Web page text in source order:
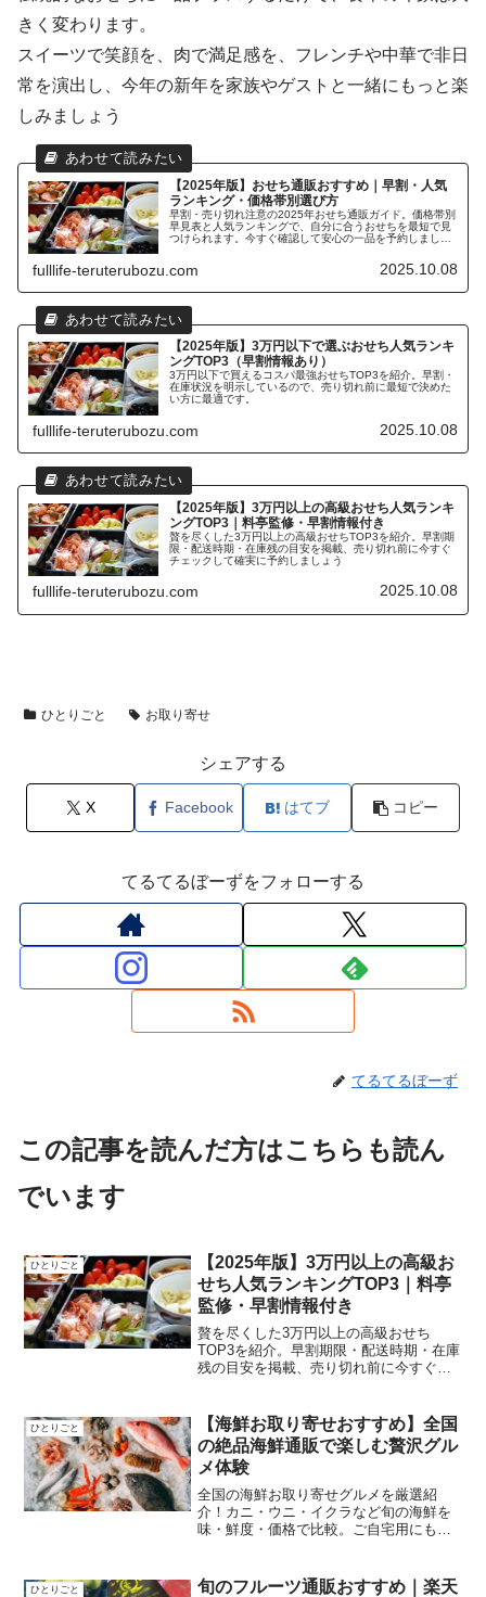
きく変わります。
スイーツで笑顔を、肉で満足感を、フレンチや中華で非日
常を演出し、今年の新年を家族やゲストと一緒にもっと楽
しみましょう
【2025年版】おせち通販おすすめ｜早割・人気
ランキング・価格帯別選び方
早割・売り切れ注意の2025年おせち通販ガイド。価格帯別
早見表と人気ランキングで、自分に合うおせちを最短で見
つけられます。今すぐ確認して安心の一品を予約しましょ
fulllife-teruterubozu.com 2025.10.08
【2025年版】3万円以下で選ぶおせち人気ランキ
ングTOP3（早割情報あり）
3万円以下で買えるコスパ最強おせちTOP3を紹介。早割・
在庫状況を明示しているので、売り切れ前に最短で決めた
い方に最適です。
fulllife-teruterubozu.com 2025.10.08
【2025年版】3万円以上の高級おせち人気ランキ
ングTOP3｜料亭監修・早割情報付き
贅を尽くした3万円以上の高級おせちTOP3を紹介。早割期
限・配送時期・在庫残の目安を掲載、売り切れ前に今すぐ
チェックして確実に予約しましょう
fulllife-teruterubozu.com 2025.10.08
ひとりごと お取り寄せ
シェアする
X Facebook はてブ コピー
てるてるぼーずをフォローする
てるてるぼーず
この記事を読んだ方はこちらも読ん
でいます
ひとりごと
【2025年版】3万円以上の高級お
せち人気ランキングTOP3｜料亭
監修・早割情報付き
贅を尽くした3万円以上の高級おせち
TOP3を紹介。早割期限・配送時期・在庫
残の目安を掲載、売り切れ前に今すぐチ
ひとりごと
【海鮮お取り寄せおすすめ】全国
の絶品海鮮通販で楽しむ贅沢グル
メ体験
全国の海鮮お取り寄せグルメを厳選紹
介！カニ・ウニ・イクラなど旬の海鮮を
味・鮮度・価格で比較。ご自宅用にもギ
ひとりごと
旬のフルーツ通販おすすめ｜楽天